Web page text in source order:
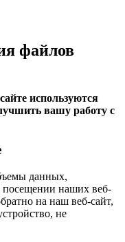
файлов
используются
вашу работу с
данных,
посещении наших веб-
на наш веб-сайт,
не